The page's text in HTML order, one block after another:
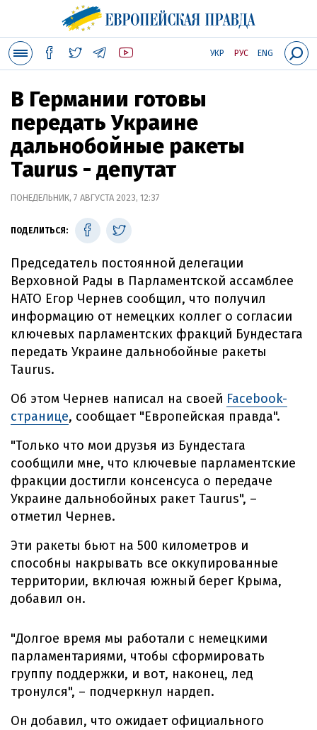
УКР РУС ENG
В Германии готовы
передать Украине
дальнобойные ракеты
Taurus - депутат
ПОНЕДЕЛЬНИК, 7 АВГУСТА 2023, 12:37
ПОДЕЛИТЬСЯ:
Председатель постоянной делегации
Верховной Рады в Парламентской ассамблее
НАТО Егор Чернев сообщил, что получил
информацию от немецких коллег о согласии
ключевых парламентских фракций Бундестага
передать Украине дальнобойные ракеты
Taurus.
Об этом Чернев написал на своей Facebook-
странице, сообщает "Европейская правда".
"Только что мои друзья из Бундестага
сообщили мне, что ключевые парламентские
фракции достигли консенсуса о передаче
Украине дальнобойных ракет Taurus", –
отметил Чернев.
Эти ракеты бьют на 500 километров и
способны накрывать все оккупированные
территории, включая южный берег Крыма,
добавил он.
"Долгое время мы работали с немецкими
парламентариями, чтобы сформировать
группу поддержки, и вот, наконец, лед
тронулся", – подчеркнул нардеп.
Он добавил, что ожидает официального